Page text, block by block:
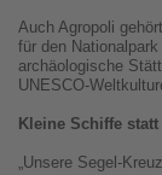
Auch Agropoli
für den
archäologische
UNESCO-
Kleine Schiffe
„Unsere Segel-